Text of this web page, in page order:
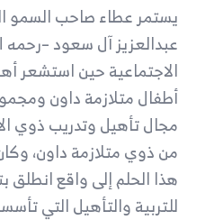
يستمر عطاء صاحب السمو
عبدالعزيز آل سعود –رحمه
الاجتماعية حين استشعر
أطفال متلازمة داون
مجال تأهيل وتدريب ذوي
من ذوي متلازمة داون،
هذا الحلم إلى واقع
للتربية والتأهيل التي